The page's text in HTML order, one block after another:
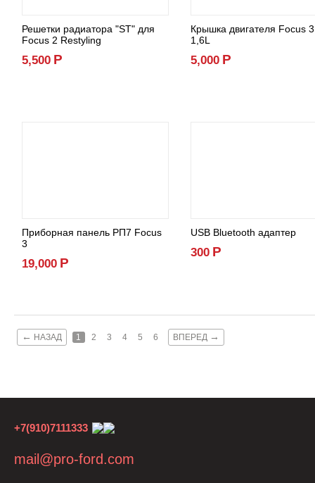
Решетки радиатора "ST" для
Focus 2 Restyling
5,500 Р
Крышка двигателя Focus 3
1,6L
5,000 Р
Приборная панель РП7 Focus
3
19,000 Р
USB Bluetooth адаптер
300 Р
← НАЗАД 1 2 3 4 5 6 ВПЕРЕД →
+7(910)7111333
mail@pro-ford.com